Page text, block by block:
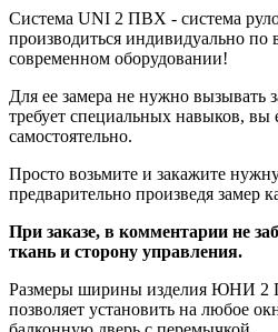
Система UNI 2 ПВХ - система
производиться индивидуально
современном оборудовании!
Для ее замера не нужно вызывать
требует специальных навыков, вы
самостоятельно.
Просто возьмите и закажите
предварительно произведя замер
При заказе, в комментарии не
ткань и сторону управления.
Размеры ширины изделия ЮНИ 2
позволяет установить на любое